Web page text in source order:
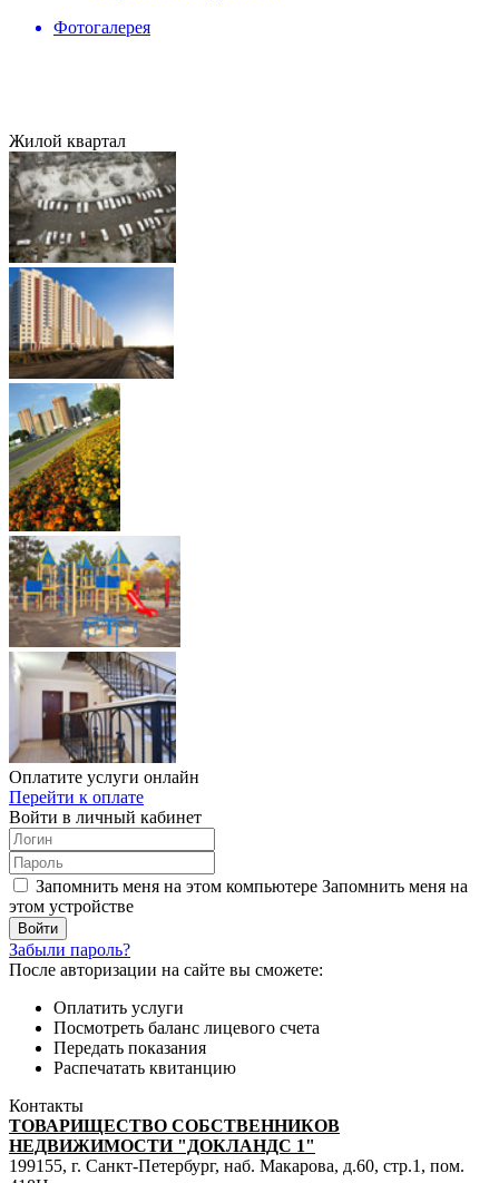
Фотогалерея
Жилой квартал
Оплатите услуги онлайн
Перейти к оплате
Войти в личный кабинет
Запомнить меня на этом компьютере Запомнить меня на
этом устройстве
Забыли пароль?
После авторизации на сайте вы сможете:
Оплатить услуги
Посмотреть баланс лицевого счета
Передать показания
Распечатать квитанцию
Контакты
ТОВАРИЩЕСТВО СОБСТВЕННИКОВ
НЕДВИЖИМОСТИ "ДОКЛАНДС 1"
199155, г. Санкт-Петербург, наб. Макарова, д.60, стр.1, пом.